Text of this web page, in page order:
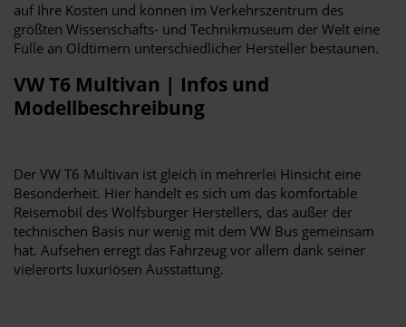
auf Ihre Kosten und können im Verkehrszentrum des
größten Wissenschafts- und Technikmuseum der Welt eine
Fülle an Oldtimern unterschiedlicher Hersteller bestaunen.
VW T6 Multivan | Infos und
Modellbeschreibung
Der VW T6 Multivan ist gleich in mehrerlei Hinsicht eine
Besonderheit. Hier handelt es sich um das komfortable
Reisemobil des Wolfsburger Herstellers, das außer der
technischen Basis nur wenig mit dem VW Bus gemeinsam
hat. Aufsehen erregt das Fahrzeug vor allem dank seiner
vielerorts luxuriösen Ausstattung.